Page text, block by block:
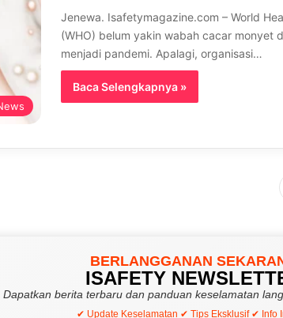
Jenewa. Isafetymagazine.com – World
(WHO) belum yakin wabah cacar monyet
menjadi pandemi. Apalagi, organisasi…
Baca Selengkapnya »
BERLANGGANAN
ISAFETY
Dapatkan berita terbaru dan panduan keselamatan
✔ Update Keselamatan ✔ Tips Eksklusif ✔ Info